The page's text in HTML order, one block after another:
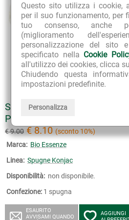
Questo sito utilizza i cookie,
per il suo funzionamento, per
tuo consenso, anche
(miglioramento
personalizzazione del sito
specificato nella Cookie
all'utilizzo dei cookies, clicca
Chiudendo questa
impostazioni predefinite.
Personalizza
SPUGNA KONJAC BIANCA
PELLE, PELLI
€ 9.00 € 8.10(sconto 10%)
Marca: Bio Essenze
Linea: Spugne Konjac
Disponibilità: non disponibile.
Confezione: 1 spugna
ESAURITO
AVVISAMI QUANDO
AGGIUNGI